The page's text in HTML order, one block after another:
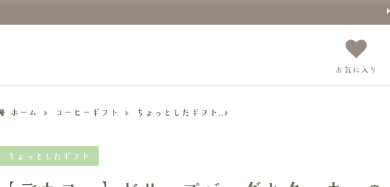
お気に入り
ホーム コーヒーギフト ちょっとしたギフト
ちょっとしたギフト